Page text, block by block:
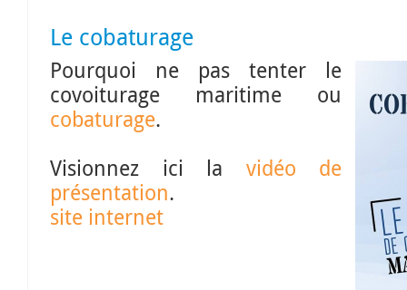
Le cobaturage
Pourquoi ne pas tenter le
covoiturage maritime ou
cobaturage.
Visionnez ici la vidéo de
présentation.
site internet